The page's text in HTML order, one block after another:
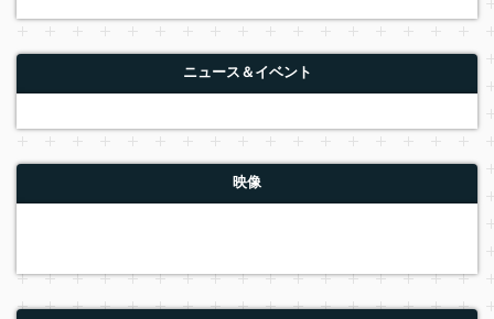
ニュース＆イベント
映像